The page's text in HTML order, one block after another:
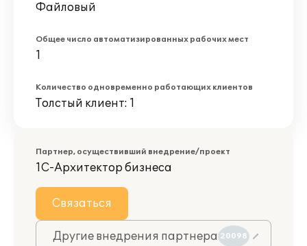
Файловый
Общее число автоматизированных рабочих мест
1
Количество одновременно работающих клиентов
Толстый клиент: 1
Партнер, осуществивший внедрение/проект
1С-Архитектор бизнеса
Связаться
Другие внедрения партнера 20098